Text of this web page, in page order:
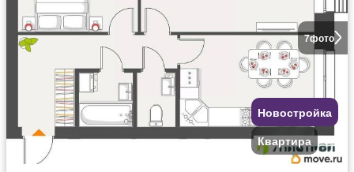
7фото
Новостройка
Квартира